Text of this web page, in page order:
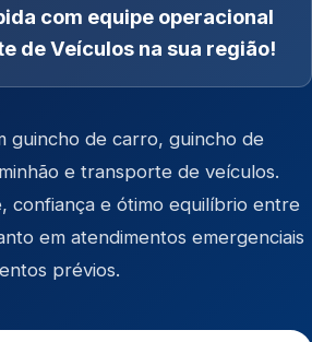
com equipe operacional
de Veículos na sua região!
guincho de carro, guincho de
e transporte de veículos.
confiança e ótimo equilíbrio entre
em atendimentos emergenciais
prévios.